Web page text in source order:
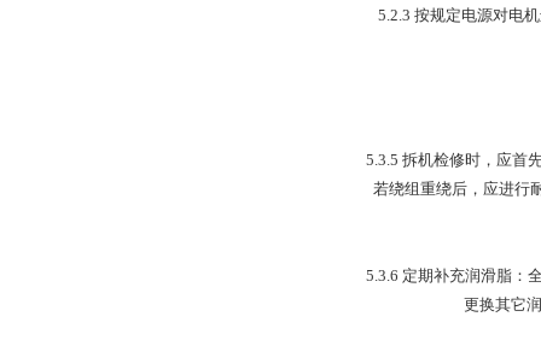
5.2.3 按规定电源对电
5.3.5 拆机检修时，应首
若绕组重绕后，应进行
5.3.6 定期补充润滑脂：
更换其它